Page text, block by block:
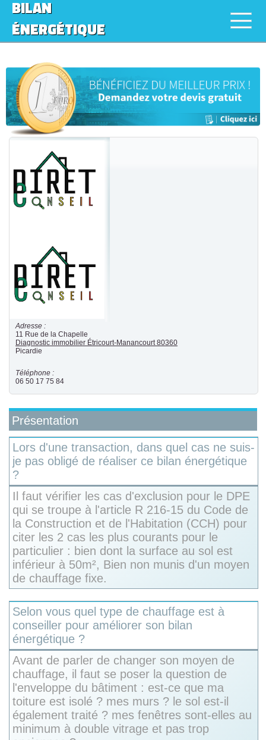
BILAN
ÉNERGÉTIQUE
Adresse :
11 Rue de la Chapelle
Diagnostic immobilier Étricourt-Manancourt 80360
Picardie
Téléphone :
06 50 17 75 84
Présentation
Lors d'une transaction, dans quel cas ne suis-
je pas obligé de réaliser ce bilan énergétique
?
Il faut vérifier les cas d'exclusion pour le DPE
qui se troupe à l'article R 216-15 du Code de
la Construction et de l'Habitation (CCH) pour
citer les 2 cas les plus courants pour le
particulier : bien dont la surface au sol est
inférieur à 50m², Bien non munis d'un moyen
de chauffage fixe.
Selon vous quel type de chauffage est à
conseiller pour améliorer son bilan
énergétique ?
Avant de parler de changer son moyen de
chauffage, il faut se poser la question de
l'enveloppe du bâtiment : est-ce que ma
toiture est isolé ? mes murs ? le sol est-il
également traité ? mes fenêtres sont-elles au
minimum à double vitrage et pas trop